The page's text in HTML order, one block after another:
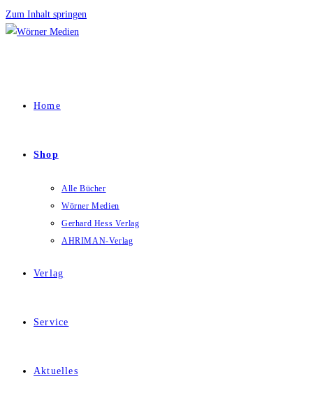
Zum Inhalt springen
Home
Shop
Alle Bücher
Wörner Medien
Gerhard Hess Verlag
AHRIMAN-Verlag
Verlag
Service
Aktuelles